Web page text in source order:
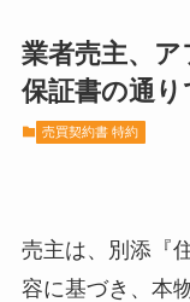
業者売主、
保証書の通り
売買契約書 特約
売主は、別添『
容に基づき、本